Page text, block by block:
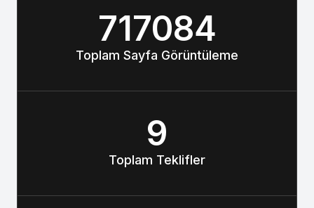
717084
Toplam Sayfa Görüntüleme
9
Toplam Teklifler